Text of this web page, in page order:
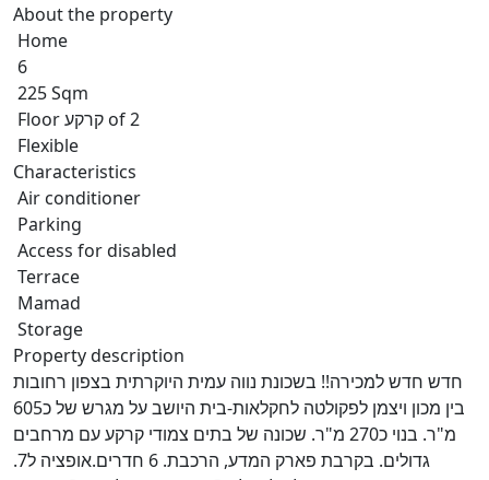
About the property
Home
6
225 Sqm
Floor קרקע of 2
Flexible
Characteristics
Air conditioner
Parking
Access for disabled
Terrace
Mamad
Storage
Property description
חדש חדש למכירה!! בשכונת נווה עמית היוקרתית בצפון רחובות
בין מכון ויצמן לפקולטה לחקלאות-בית היושב על מגרש של כ605
מ"ר. בנוי כ270 מ"ר. שכונה של בתים צמודי קרקע עם מרחבים
גדולים. בקרבת פארק המדע, הרכבת. 6 חדרים.אופציה ל7.